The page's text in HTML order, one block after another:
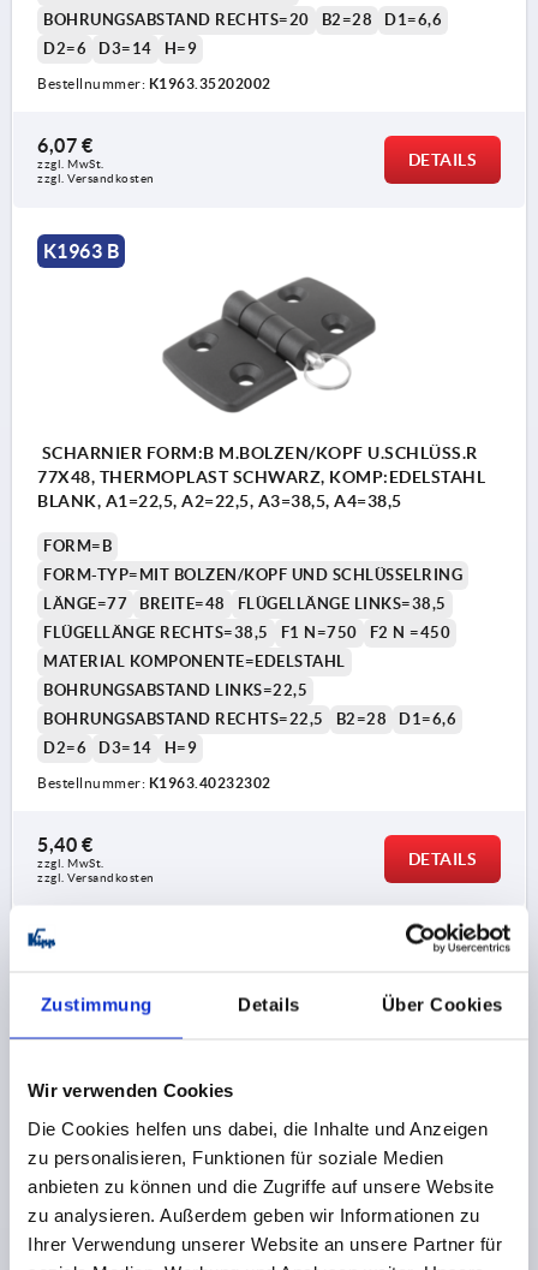
Zustimmung Details Über Cookies
Wir verwenden Cookies
Die Cookies helfen uns dabei, die Inhalte und Anzeigen
zu personalisieren, Funktionen für soziale Medien
anbieten zu können und die Zugriffe auf unsere Website
zu analysieren. Außerdem geben wir Informationen zu
Ihrer Verwendung unserer Website an unsere Partner für
BOHRUNGSABSTAND RECHTS=20
B2=28
D1=6,6
D2=6
D3=14 H=9
Bestellnummer: K1963.35202002
6,07 €
zzgl. MwSt.
zzgl. Versandkosten
DETAILS
K1963 B
SCHARNIER FORM:B M.BOLZEN/KOPF U.SCHLÜSS.R
77X48, THERMOPLAST SCHWARZ, KOMP:EDELSTAHL
BLANK, A1=22,5, A2=22,5, A3=38,5, A4=38,5
FORM=B
FORM-TYP=MIT BOLZEN/KOPF UND SCHLÜSSELRING
LÄNGE=77
BREITE=48
FLÜGELLÄNGE LINKS=38,5
FLÜGELLÄNGE RECHTS=38,5
F1 N=750
F2 N =450
MATERIAL KOMPONENTE=EDELSTAHL
BOHRUNGSABSTAND LINKS=22,5
BOHRUNGSABSTAND RECHTS=22,5
B2=28
D1=6,6
D2=6
D3=14 H=9
Bestellnummer: K1963.40232302
5,40 €
zzgl. MwSt.
zzgl. Versandkosten
DETAILS
K1963 B
SCHARNIER FORM:B M.BOLZEN/KOPF U.SCHLÜSS.R
BLANK, A1=25, A2=25, A3=43,5, A4=43,5
FORM=B